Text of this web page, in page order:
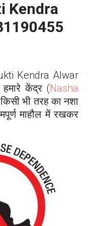
Kendra
Kendra Alwar
हमारे केंद्र (Nasha
भी तरह का नशा
माहौल में रखकर